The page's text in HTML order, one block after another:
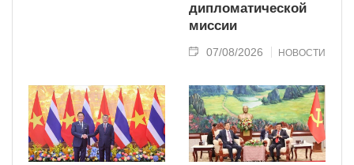
дипломатической
миссии
07/08/2026 НОВОСТИ